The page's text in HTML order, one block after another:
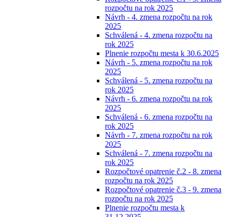
rozpočtu na rok 2025
Návrh - 4. zmena rozpočtu na rok
2025
Schválená - 4. zmena rozpočtu na
rok 2025
Plnenie rozpočtu mesta k 30.6.2025
Návrh - 5. zmena rozpočtu na rok
2025
Schválená - 5. zmena rozpočtu na
rok 2025
Návrh - 6. zmena rozpočtu na rok
2025
Schválená - 6. zmena rozpočtu na
rok 2025
Návrh - 7. zmena rozpočtu na rok
2025
Schválená - 7. zmena rozpočtu na
rok 2025
Rozpočtové opatrenie č.2 - 8. zmena
rozpočtu na rok 2025
Rozpočtové opatrenie č.3 - 9. zmena
rozpočtu na rok 2025
Plnenie rozpočtu mesta k